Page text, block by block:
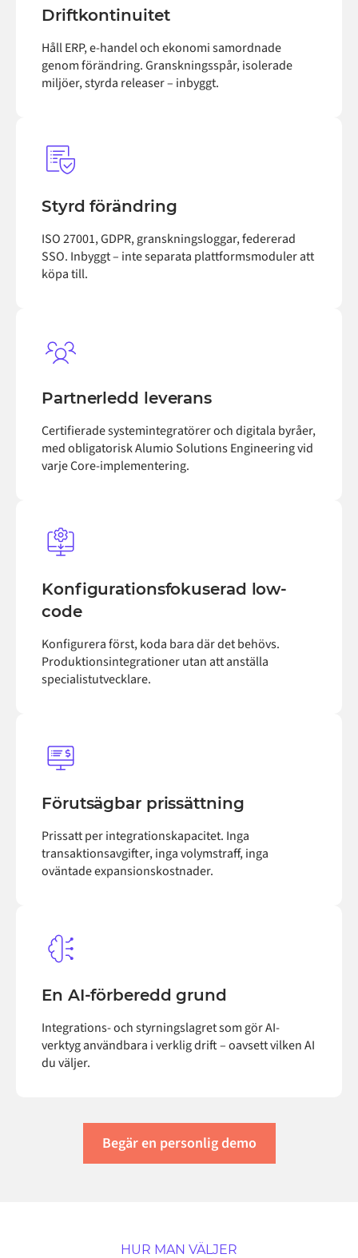
Driftkontinuitet
Håll ERP, e-handel och ekonomi samordnade
genom förändring. Granskningsspår, isolerade
miljöer, styrda releaser – inbyggt.
Styrd förändring
ISO 27001, GDPR, granskningsloggar, federerad
SSO. Inbyggt – inte separata plattformsmoduler att
köpa till.
Partnerledd leverans
Certifierade systemintegratörer och digitala byråer,
med obligatorisk Alumio Solutions Engineering vid
varje Core-implementering.
Konfigurationsfokuserad low-
code
Konfigurera först, koda bara där det behövs.
Produktionsintegrationer utan att anställa
specialistutvecklare.
Förutsägbar prissättning
Prissatt per integrationskapacitet. Inga
transaktionsavgifter, inga volymstraff, inga
oväntade expansionskostnader.
En AI-förberedd grund
Integrations- och styrningslagret som gör AI-
verktyg användbara i verklig drift – oavsett vilken AI
du väljer.
Begär en personlig demo
HUR MAN VÄLJER